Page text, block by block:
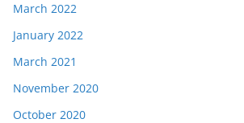
March 2022
January 2022
March 2021
November 2020
October 2020